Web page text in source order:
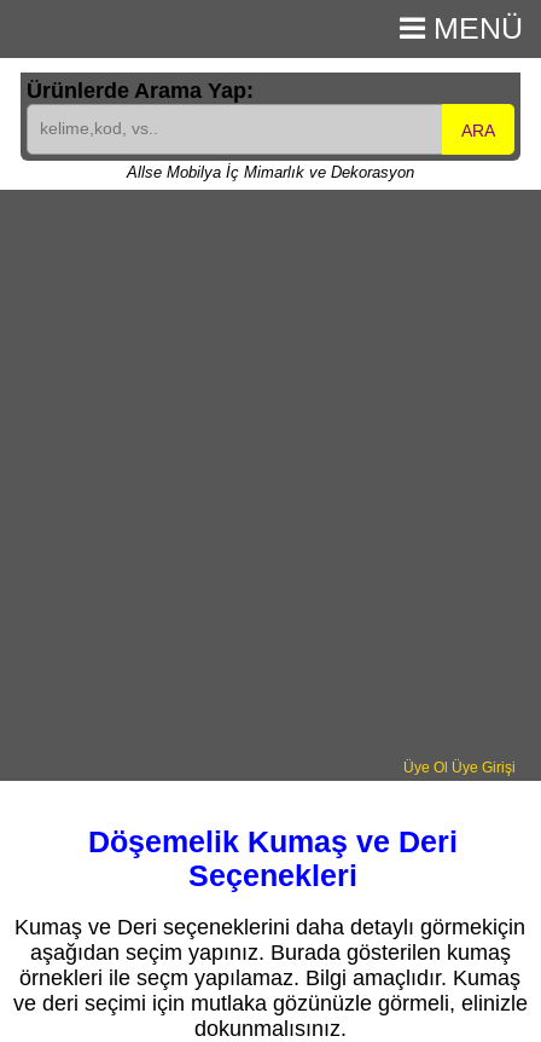
MENÜ
Ürünlerde Arama Yap:
ARA
Allse Mobilya İç Mimarlık ve Dekorasyon
Üye Ol Üye Girişi
Döşemelik Kumaş ve Deri
Seçenekleri
Kumaş ve Deri seçeneklerini daha detaylı görmekiçin
aşağıdan seçim yapınız. Burada gösterilen kumaş
örnekleri ile seçm yapılamaz. Bilgi amaçlıdır. Kumaş
ve deri seçimi için mutlaka gözünüzle görmeli, elinizle
dokunmalısınız.